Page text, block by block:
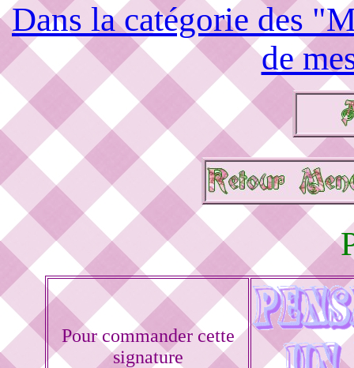
Dans la catégorie des
de
Pour commander cette
signature